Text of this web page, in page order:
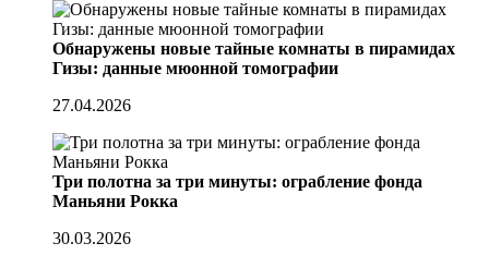
Обнаружены новые тайные комнаты в пирамидах
Гизы: данные мюонной томографии
27.04.2026
Три полотна за три минуты: ограбление фонда
Маньяни Рокка
30.03.2026